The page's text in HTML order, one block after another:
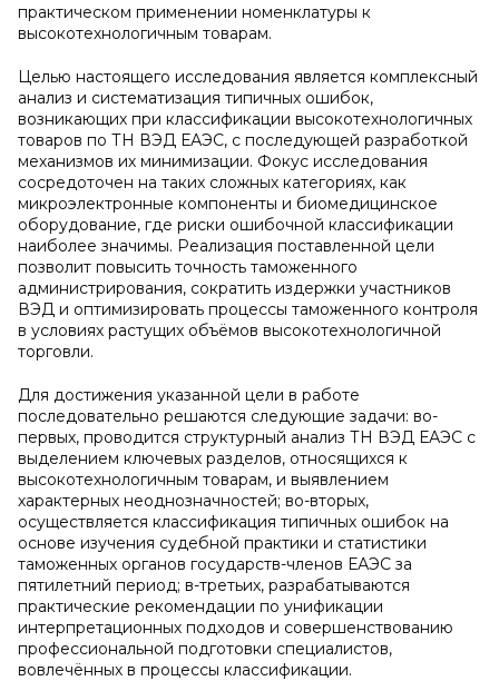
практическом применении номенклатуры к
высокотехнологичным товарам.
Целью настоящего исследования является комплексный
анализ и систематизация типичных ошибок,
возникающих при классификации высокотехнологичных
товаров по ТН ВЭД ЕАЭС, с последующей разработкой
механизмов их минимизации. Фокус исследования
сосредоточен на таких сложных категориях, как
микроэлектронные компоненты и биомедицинское
оборудование, где риски ошибочной классификации
наиболее значимы. Реализация поставленной цели
позволит повысить точность таможенного
администрирования, сократить издержки участников
ВЭД и оптимизировать процессы таможенного контроля
в условиях растущих объёмов высокотехнологичной
торговли.
Для достижения указанной цели в работе
последовательно решаются следующие задачи: во-
первых, проводится структурный анализ ТН ВЭД ЕАЭС с
выделением ключевых разделов, относящихся к
высокотехнологичным товарам, и выявлением
характерных неоднозначностей; во-вторых,
осуществляется классификация типичных ошибок на
основе изучения судебной практики и статистики
таможенных органов государств-членов ЕАЭС за
пятилетний период; в-третьих, разрабатываются
практические рекомендации по унификации
интерпретационных подходов и совершенствованию
профессиональной подготовки специалистов,
вовлечённых в процессы классификации.